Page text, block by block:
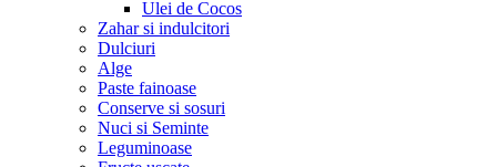
Ulei de Cocos
Zahar si indulcitori
Dulciuri
Alge
Paste fainoase
Conserve si sosuri
Nuci si Seminte
Leguminoase